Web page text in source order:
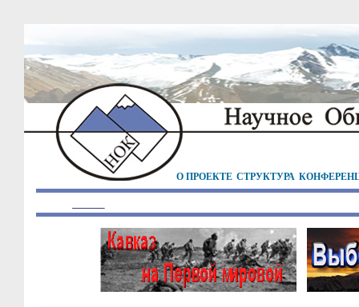
О ПРОЕКТЕ СТРУКТУРА